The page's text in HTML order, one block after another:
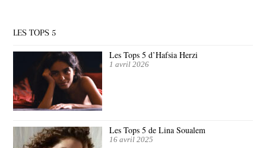
LES TOPS 5
Les Tops 5 d’Hafsia Herzi
1 avril 2026
Les Tops 5 de Lina Soualem
16 avril 2025